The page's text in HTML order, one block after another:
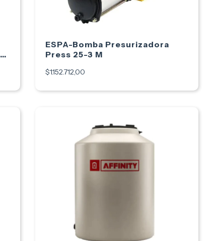
ESPA-Bomba Presurizadora
Press 25-3 M
$1.152.712,00